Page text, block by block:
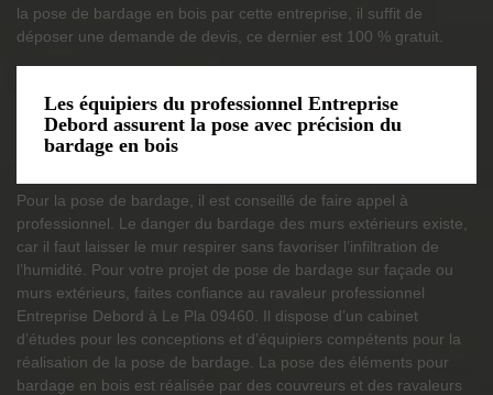
la pose de bardage en bois par cette entreprise, il suffit de
déposer une demande de devis, ce dernier est 100 % gratuit.
Les équipiers du professionnel Entreprise
Debord assurent la pose avec précision du
bardage en bois
Pour la pose de bardage, il est conseillé de faire appel à
professionnel. Le danger du bardage des murs extérieurs existe,
car il faut laisser le mur respirer sans favoriser l’infiltration de
l’humidité. Pour votre projet de pose de bardage sur façade ou
murs extérieurs, faites confiance au ravaleur professionnel
Entreprise Debord à Le Pla 09460. Il dispose d’un cabinet
d’études pour les conceptions et d’équipiers compétents pour la
réalisation de la pose de bardage. La pose des éléments pour
bardage en bois est réalisée par des couvreurs et des ravaleurs